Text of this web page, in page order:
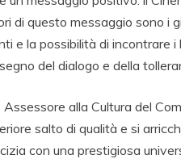
di questo messaggio sono i
e la possibilità di incontrare
del dialogo e della
Assessore alla Cultura del
salto di qualità e si
con una prestigiosa